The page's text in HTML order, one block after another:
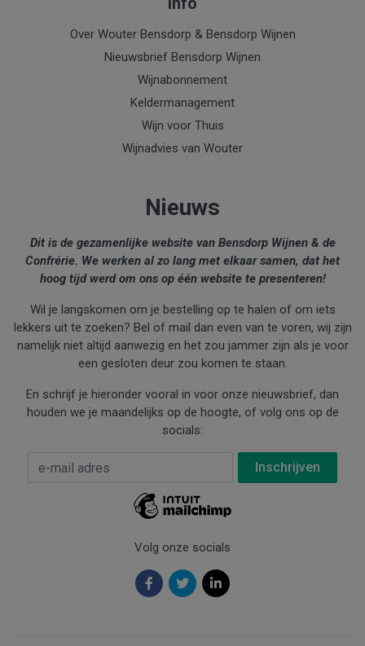
Over Wouter Bensdorp & Bensdorp Wijnen
Nieuwsbrief Bensdorp Wijnen
Wijnabonnement
Keldermanagement
Wijn voor Thuis
Wijnadvies van Wouter
Nieuws
Dit is de gezamenlijke website van Bensdorp Wijnen & de
Confrérie. We werken al zo lang met elkaar samen, dat het
hoog tijd werd om ons op één website te presenteren!
Wil je langskomen om je bestelling op te halen of om iets
lekkers uit te zoeken? Bel of mail dan even van te voren, wij zijn
namelijk niet altijd aanwezig en het zou jammer zijn als je voor
een gesloten deur zou komen te staan.
En schrijf je hieronder vooral in voor onze nieuwsbrief, dan
houden we je maandelijks op de hoogte, of volg ons op de
socials:
E-mail Adres
Volg onze socials